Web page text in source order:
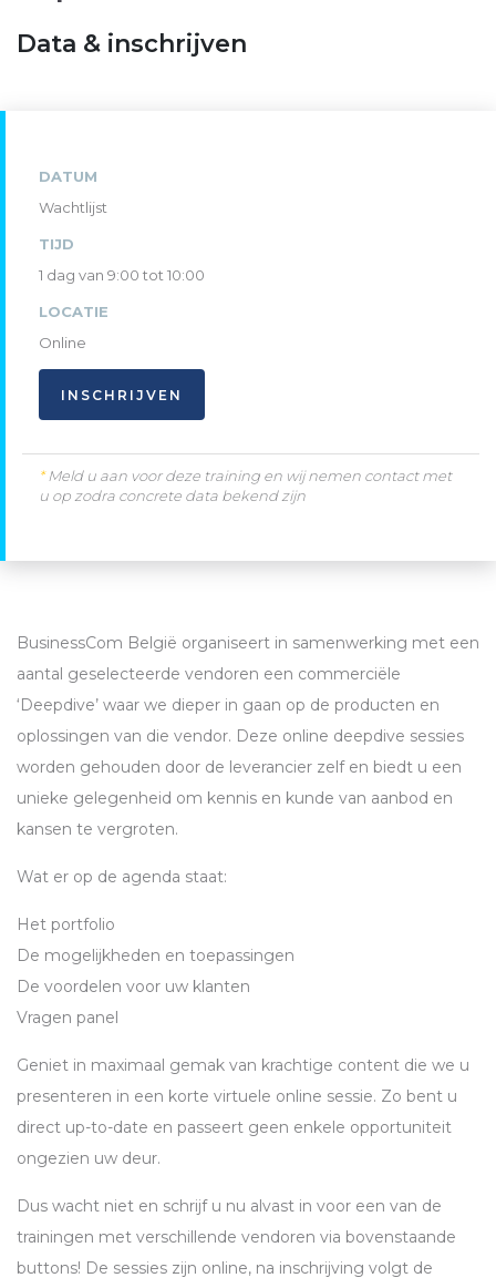
Data & inschrijven
DATUM
Wachtlijst
TIJD
1 dag van 9:00 tot 10:00
LOCATIE
Online
INSCHRIJVEN
*Meld u aan voor deze training en wij nemen contact met
u op zodra concrete data bekend zijn
BusinessCom België organiseert in samenwerking met een
aantal geselecteerde vendoren een commerciële
‘Deepdive’ waar we dieper in gaan op de producten en
oplossingen van die vendor. Deze online deepdive sessies
worden gehouden door de leverancier zelf en biedt u een
unieke gelegenheid om kennis en kunde van aanbod en
kansen te vergroten.
Wat er op de agenda staat:
Het portfolio
De mogelijkheden en toepassingen
De voordelen voor uw klanten
Vragen panel
Geniet in maximaal gemak van krachtige content die we u
presenteren in een korte virtuele online sessie. Zo bent u
direct up-to-date en passeert geen enkele opportuniteit
ongezien uw deur.
Dus wacht niet en schrijf u nu alvast in voor een van de
trainingen met verschillende vendoren via bovenstaande
buttons! De sessies zijn online, na inschrijving volgt de